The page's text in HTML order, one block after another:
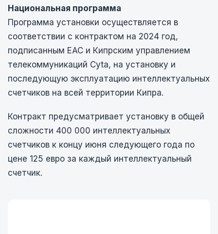
Национальная программа
Программа установки осуществляется в
соответствии с контрактом на 2024 год,
подписанным EAC и Кипрским управлением
телекоммуникаций Cyta, на установку и
последующую эксплуатацию интеллектуальных
счетчиков на всей территории Кипра.
Контракт предусматривает установку в общей
сложности 400 000 интеллектуальных
счетчиков к концу июня следующего года по
цене 125 евро за каждый интеллектуальный
счетчик.